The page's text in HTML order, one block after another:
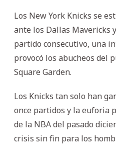
Los New York Knicks se
ante los Dallas Mavericks
partido consecutivo, una
provocó los abucheos del
Square Garden.
Los Knicks tan solo han
once partidos y la euforia
de la NBA del pasado
crisis sin fin para los